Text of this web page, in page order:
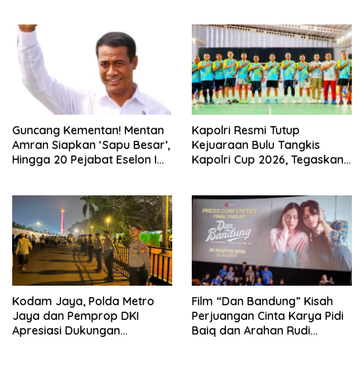
Guncang Kementan! Mentan
Amran Siapkan ‘Sapu Besar’,
Hingga 20 Pejabat Eselon I
Kapolri Resmi Tutup
Kejuaraan Bulu Tangkis
Kapolri Cup 2026, Tegaskan
Kodam Jaya, Polda Metro
Jaya dan Pemprop DKI
Apresiasi Dukungan
Film “Dan Bandung” Kisah
Perjuangan Cinta Karya Pidi
Baiq dan Arahan Rudi